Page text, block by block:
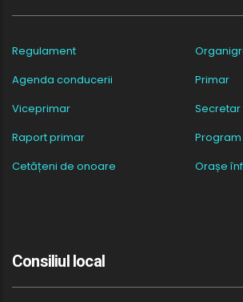
Regulament
Agenda conducerii
Primar
Viceprimar
Secretar
Raport primar
Cetățeni de onoare
Orașe
Consiliul local